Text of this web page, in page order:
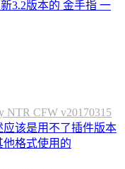
3.2版本的 金手指 一
NTR CFW v20170315
该是用不了插件版本
格式使用的